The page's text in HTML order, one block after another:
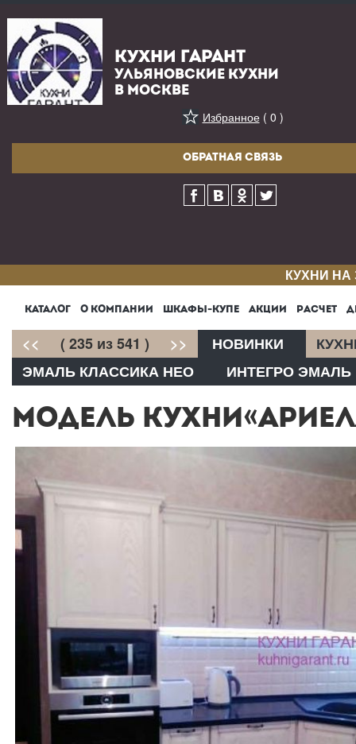
КУХНИ ГАРАНТ
УЛЬЯНОВСКИЕ КУХНИ
В МОСКВЕ
Избранное( 0 )
ОБРАТНАЯ СВЯЗЬ
КУХНИ
КАТАЛОГ О КОМПАНИИ ШКАФЫ-КУПЕ АКЦИИ РАСЧЕТ
<< ( 235 из 541 ) >> НОВИНКИ
ЭМАЛЬ КЛАССИКА НЕО
ИНТЕГРО ЭМАЛЬ
МОДЕЛЬ